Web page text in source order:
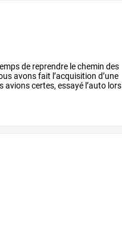
de reprendre lechemin des
avonsfait l’acquisition d’une
avionscertes, essayé l’auto lors